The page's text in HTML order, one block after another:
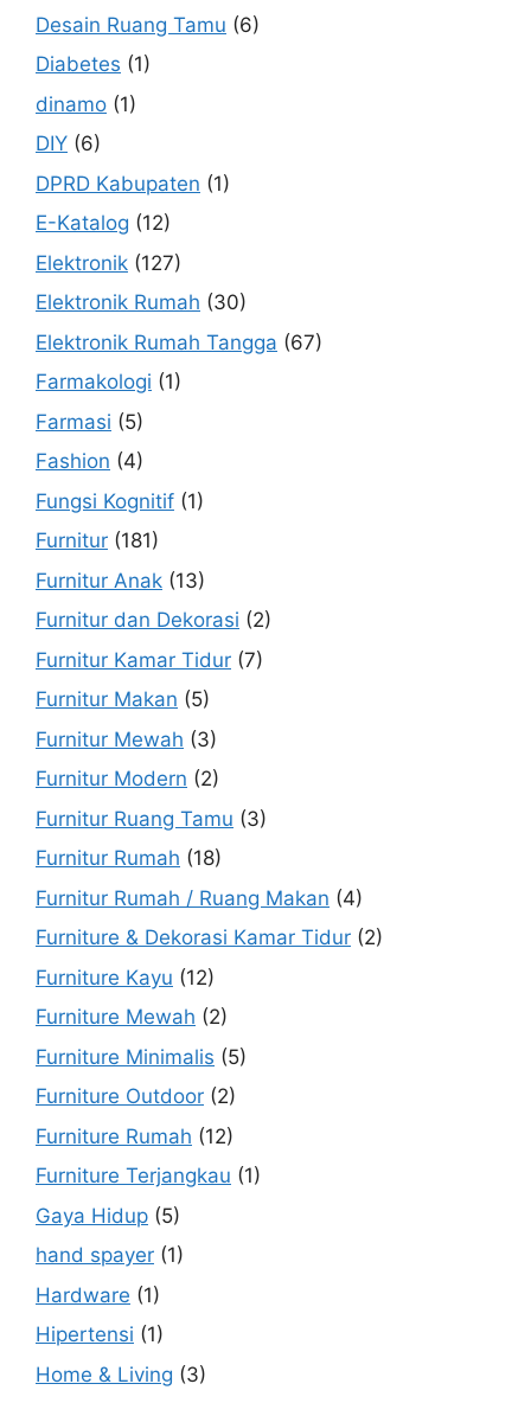
Desain Ruang Tamu (6)
Diabetes (1)
dinamo (1)
DIY (6)
DPRD Kabupaten (1)
E-Katalog (12)
Elektronik (127)
Elektronik Rumah (30)
Elektronik Rumah Tangga (67)
Farmakologi (1)
Farmasi (5)
Fashion (4)
Fungsi Kognitif (1)
Furnitur (181)
Furnitur Anak (13)
Furnitur dan Dekorasi (2)
Furnitur Kamar Tidur (7)
Furnitur Makan (5)
Furnitur Mewah (3)
Furnitur Modern (2)
Furnitur Ruang Tamu (3)
Furnitur Rumah (18)
Furnitur Rumah / Ruang Makan (4)
Furniture & Dekorasi Kamar Tidur (2)
Furniture Kayu (12)
Furniture Mewah (2)
Furniture Minimalis (5)
Furniture Outdoor (2)
Furniture Rumah (12)
Furniture Terjangkau (1)
Gaya Hidup (5)
hand spayer (1)
Hardware (1)
Hipertensi (1)
Home & Living (3)